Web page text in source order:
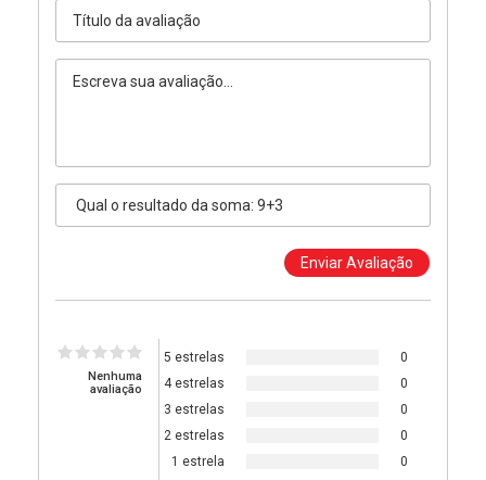
Nenhuma
avaliação
5 estrelas
0
4 estrelas
0
3 estrelas
0
2 estrelas
0
1 estrela
0